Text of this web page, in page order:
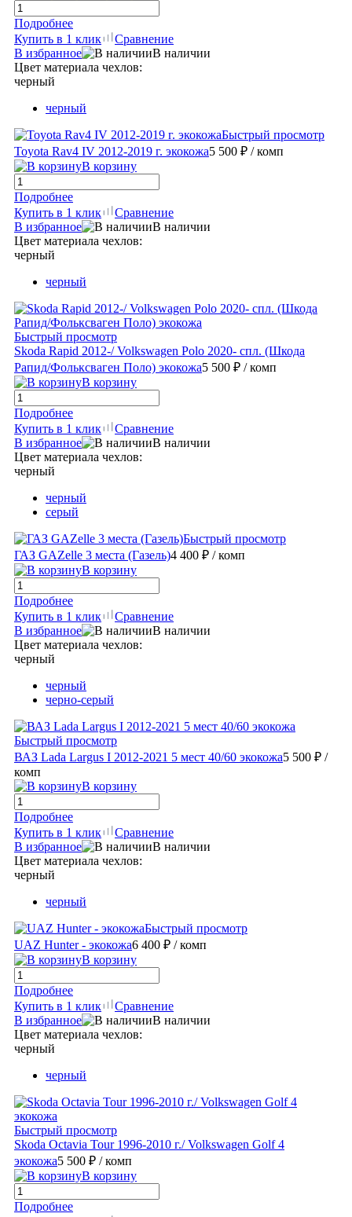
Подробнее
Купить в 1 клик
Сравнение
В избранное
В наличии
Цвет материала чехлов:
черный
черный
Быстрый просмотр
Toyota Rav4 IV 2012-2019 г. экокожа5 500 ₽ / комп
В корзину
Подробнее
Купить в 1 клик
Сравнение
В избранное
В наличии
Цвет материала чехлов:
черный
черный
Быстрый просмотр
Skoda Rapid 2012-/ Volkswagen Polo 2020- спл. (Шкода
Рапид/Фольксваген Поло) экокожа5 500 ₽ / комп
В корзину
Подробнее
Купить в 1 клик
Сравнение
В избранное
В наличии
Цвет материала чехлов:
черный
черный
серый
Быстрый просмотр
ГАЗ GAZelle 3 места (Газель)4 400 ₽ / комп
В корзину
Подробнее
Купить в 1 клик
Сравнение
В избранное
В наличии
Цвет материала чехлов:
черный
черный
черно-серый
Быстрый просмотр
ВАЗ Lada Largus I 2012-2021 5 мест 40/60 экокожа5 500 ₽ /
комп
В корзину
Подробнее
Купить в 1 клик
Сравнение
В избранное
В наличии
Цвет материала чехлов:
черный
черный
Быстрый просмотр
UAZ Hunter - экокожа6 400 ₽ / комп
В корзину
Подробнее
Купить в 1 клик
Сравнение
В избранное
В наличии
Цвет материала чехлов:
черный
черный
Быстрый просмотр
Skoda Octavia Tour 1996-2010 г./ Volkswagen Golf 4
экокожа5 500 ₽ / комп
В корзину
Подробнее